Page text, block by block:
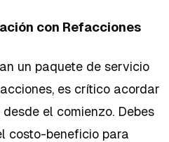
con Refacciones
un paquete de servicio
es crítico acordar
el comienzo. Debes
costo-beneficio para